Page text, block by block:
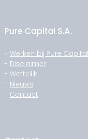
Pure Capital S.A.
- Werken bij Pure Capital
- Disclaimer
- Wettelijk
- Nieuws
- Contact